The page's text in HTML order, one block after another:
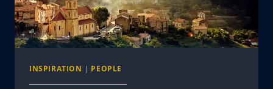
INSPIRATION | PEOPLE